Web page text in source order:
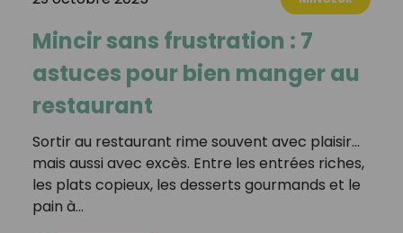
Mincir sans frustration : 7
astuces pour bien manger au
restaurant
Sortir au restaurant rime souvent avec plaisir…
mais aussi avec excès. Entre les entrées riches,
les plats copieux, les desserts gourmands et le
pain à…